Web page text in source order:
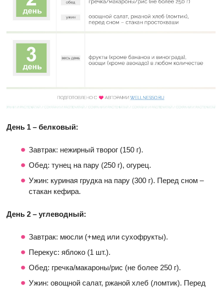
День 1 – белковый:
Завтрак: нежирный творог (150 г).
Обед: тунец на пару (250 г), огурец.
Ужин: куриная грудка на пару (300 г). Перед сном –
стакан кефира.
День 2 – углеводный:
Завтрак: мюсли (+мед или сухофрукты).
Перекус: яблоко (1 шт.).
Обед: гречка/макароны/рис (не более 250 г).
Ужин: овощной салат, ржаной хлеб (ломтик). Перед